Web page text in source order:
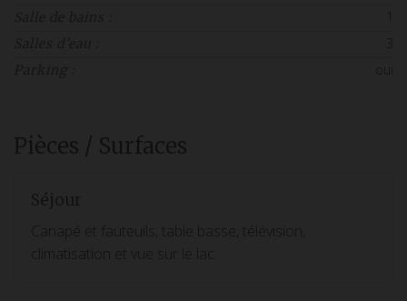
Salle de bains :
Salles d'eau : 3
Parking :
Pièces / Surfaces
Séjour
Canapé et fauteuils, table basse, télévision,
climatisation et vue sur le lac